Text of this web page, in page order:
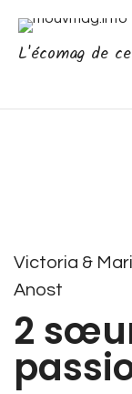
L'écomag de
Victoria &
Anost
2